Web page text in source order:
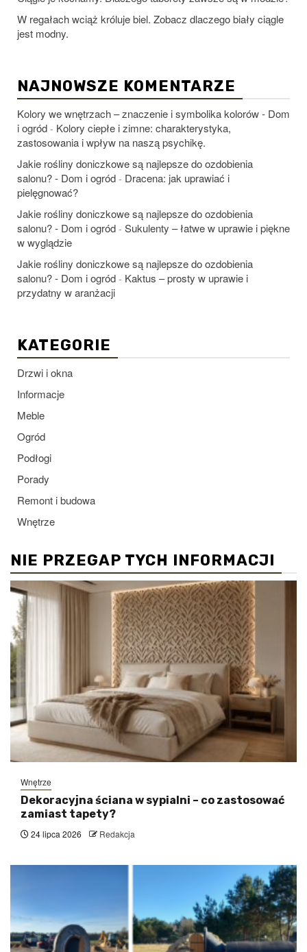
W regałach wciąż króluje biel. Zobacz dlaczego biały ciągle
jest modny.
NAJNOWSZE KOMENTARZE
Kolory we wnętrzach – znaczenie i symbolika kolorów - Dom
i ogród - Kolory ciepłe i zimne: charakterystyka,
zastosowania i wpływ na naszą psychikę.
Jakie rośliny doniczkowe są najlepsze do ozdobienia
salonu? - Dom i ogród - Dracena: jak uprawiać i
pielęgnować?
Jakie rośliny doniczkowe są najlepsze do ozdobienia
salonu? - Dom i ogród - Sukulenty – łatwe w uprawie i piękne
w wyglądzie
Jakie rośliny doniczkowe są najlepsze do ozdobienia
salonu? - Dom i ogród - Kaktus – prosty w uprawie i
przydatny w aranżacji
KATEGORIE
Drzwi i okna
Informacje
Meble
Ogród
Podłogi
Porady
Remont i budowa
Wnętrze
NIE PRZEGAP TYCH INFORMACJI
Wnętrze
Dekoracyjna ściana w sypialni – co zastosować
zamiast tapety?
24 lipca 2026 Redakcja